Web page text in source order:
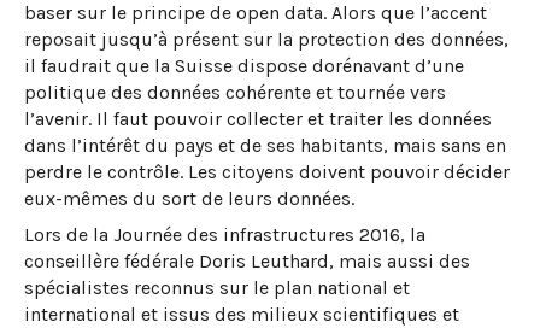
baser sur le principe de open data. Alors que l’accent
reposait jusqu’à présent sur la protection des données,
il faudrait que la Suisse dispose dorénavant d’une
politique des données cohérente et tournée vers
l’avenir. Il faut pouvoir collecter et traiter les données
dans l’intérêt du pays et de ses habitants, mais sans en
perdre le contrôle. Les citoyens doivent pouvoir décider
eux-mêmes du sort de leurs données.
Lors de la Journée des infrastructures 2016, la
conseillère fédérale Doris Leuthard, mais aussi des
spécialistes reconnus sur le plan national et
international et issus des milieux scientifiques et